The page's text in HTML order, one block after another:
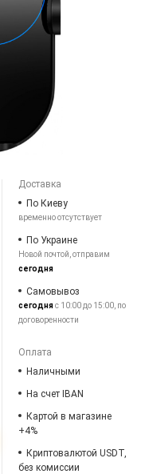
Доставка
По Киеву
временно отсутствует
По Украине
Новой почтой, отправим
сегодня
Самовывоз
сегодняс 10:00 до 15:00, по
договоренности
Оплата
Наличными
На счет IBAN
Картой в магазине
+4%
Криптовалютой USDT,
без комиссии